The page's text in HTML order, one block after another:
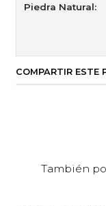
Piedra Natural:
COMPARTIR ESTE
También